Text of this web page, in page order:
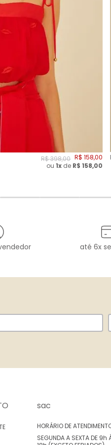
R$398,00 R$ 158,00
ou1x de R$158,00
até 6x
sac
HORÁRIO DE
SEGUNDA A SEXTA DE 9h